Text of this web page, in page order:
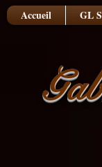
Accueil GL